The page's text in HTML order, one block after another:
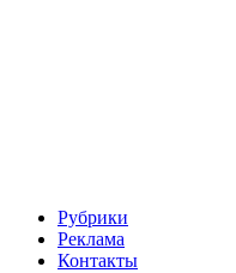
Рубрики
Реклама
Контакты